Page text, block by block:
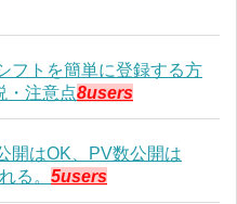
フトを簡単に登録する方
・注意点8users
開はOK、PV数公開は
る。 5users